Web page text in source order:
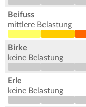
Beifuss
mittlere Belastung
Birke
keine Belastung
Erle
keine Belastung